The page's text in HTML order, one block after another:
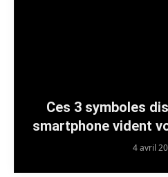
Ces 3 symboles
smartphone vident
que vous le
4 avril